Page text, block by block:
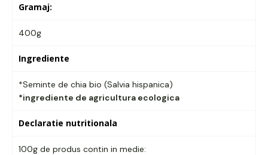
Gramaj:
400g
Ingrediente
*Seminte de chia bio (Salvia hispanica)
*ingrediente de agricultura ecologica
Declaratie nutritionala
100g de produs contin in medie: